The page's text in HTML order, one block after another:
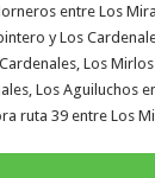
entre Los
y Los
Los
Los Aguiluchos
ruta 39 entre Los